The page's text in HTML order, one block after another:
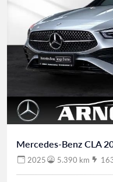
Mercedes-Benz CLA
2025 5.390 km